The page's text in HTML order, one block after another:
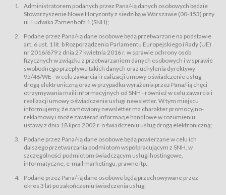
Bilety – wybrane dokumenty potwierdzające zawarcie umowy z
Usługodawcą i uprawniające do wzięcia udziału w Wydarzeniu,
przewidziane przez Usługodawcę dla danego Wydarzenia, tj. uprawniające
do uczestnictwa w wielu albo w pojedynczych seansach filmowych,
Sklep – sklep internetowy prowadzony przez Usługodawcę w Serwisie;
Regulamin – niniejszy regulamin.
§ 2
Postanowienia ogólne
Regulamin określa zasady:
świadczenia Usługobiorcom Usług przez Usługodawcę, z
zastrzeżeniem usług, o których mowa w ust. 2 pkt. 4 i 5 poniżej, których
zasady świadczenia precyzują odrębne regulaminy,
przetwarzania przez Usługodawcę danych osobowych Usługobiorców
będących osobami fizycznymi.
świadczy Usługi drogą elektroniczną w rozumieniu ustawy z dnia 18 lipca
2002 r. o świadczeniu usług drogą elektroniczną (Dz.U. z 2002 r., Nr 144, poz.
1204, z późń. zm.). Usługi świadczone są nieodpłatnie.
usługę przeglądania i odczytywania przez Usługobiorców materiałów
zamieszczanych w Serwisie,
usługę utrzymywania konta użytkownika w Serwisie,
usługę newsletter,
Administratorem podanych przez Pana/-ią danych osobowych będzie
Stowarzyszenie Nowe Horyzonty z siedzibą w Warszawie (00-153) przy
ul. Ludwika Zamenhofa 1 (SNH);
Podane przez Pana/-ią dane osobowe będą przetwarzane na podstawie
art. 6 ust. 1 lit. b Rozporządzenia Parlamentu Europejskiego i Rady (UE)
nr 2016/679 z dnia 27 kwietnia 2016 r. w sprawie ochrony osób
fizycznych w związku z przetwarzaniem danych osobowych i w sprawie
swobodnego przepływu takich danych oraz uchylenia dyrektywy
95/46/WE - w celu zawarcia i realizacji umowy o świadczenie usług
drogą elektroniczną oraz w przypadku wyrażenia przez Pana/-ią chęci
otrzymywania maili informacyjnych od SNH - również w celu zawarcia i
realizacji umowy o świadczenie usługi newsletter. W tym miejscu
informujemy, że zamówiony newsletter ma charakter promocyjno-
reklamowy i może zawierać informacje handlowe w rozumieniu
ustawy z dnia 18 lipca 2002 r. o świadczeniu usług drogą elektroniczną;
Podane przez Pana/-ią dane osobowe będą powierzane w celu ich
dalszego przetwarzania podmiotom współpracującym z SNH, w
szczególności podmiotom świadczącym usługi hostingowe,
informatyczne, e-mail marketingu, prawne itp.;
Podane przez Pana/-ią dane osobowe będą przechowywane przez
okres 3 lat po zakończeniu świadczenia usług;